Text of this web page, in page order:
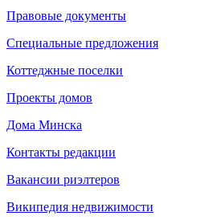
Правовые документы
Специальные предложения
Коттеджные поселки
Проекты домов
Дома Минска
Контакты редакции
Вакансии риэлтеров
Википедия недвижимости